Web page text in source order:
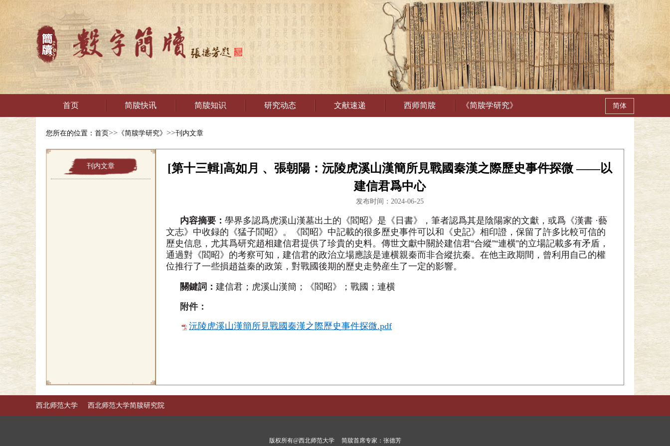
首页 简牍快讯 简牍知识 研究动态 文献速递 西师简牍 《简牍学研究》
您所在的位置： 首页>> 《简牍学研究》 >>刊内文章
刊内文章
[第十三輯]高如月 、張朝陽：沅陵虎溪山漢簡所見戰國秦漢之際歷史事件探微 ——以
建信君爲中心
发布时间：2024-06-25
内容摘要： 學界多認爲虎溪山漢墓出土的《閻昭》是《日書》，筆者認爲其是陰陽家的文獻，或爲《漢書 ·藝
文志》中收録的《猛子閭昭》。《閻昭》中記載的很多歷史事件可以和《史記》相印證，保留了許多比較可信的
歷史信息，尤其爲研究趙相建信君提供了珍貴的史料。傳世文獻中關於建信君“合縱”“連横”的立場記載多有矛盾，
通過對《閻昭》的考察可知，建信君的政治立場應該是連横親秦而非合縱抗秦。在他主政期間，曾利用自己的權
位推行了一些損趙益秦的政策，對戰國後期的歷史走勢産生了一定的影響。
關鍵詞 ： 建信君；虎溪山漢簡；《閻昭》；戰國；連横
附件：
沅陵虎溪山漢簡所見戰國秦漢之際歷史事件探微.pdf
西北师范大学 西北师范大学简牍研究院
版权所有@西北师范大学 简牍首席专家：张德芳